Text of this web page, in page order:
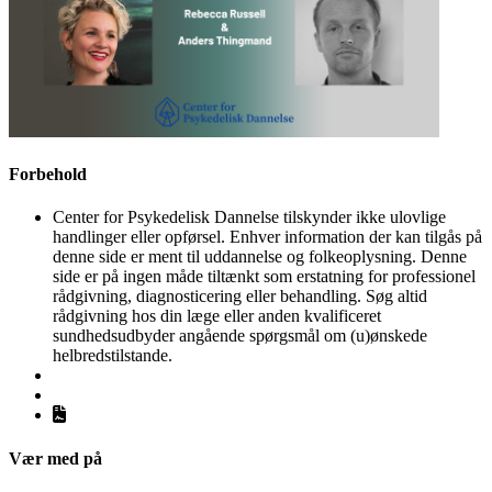
Forbehold
Center for Psykedelisk Dannelse tilskynder ikke ulovlige
handlinger eller opførsel. Enhver information der kan tilgås på
denne side er ment til uddannelse og folkeoplysning. Denne
side er på ingen måde tiltænkt som erstatning for professionel
rådgivning, diagnosticering eller behandling. Søg altid
rådgivning hos din læge eller anden kvalificeret
sundhedsudbyder angående spørgsmål om (u)ønskede
helbredstilstande.
Vær med på